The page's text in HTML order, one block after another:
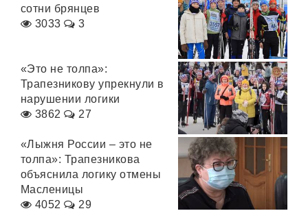
сотни брянцев
3033
3
«Это не толпа»:
Трапезникову упрекнули в
нарушении логики
3862
27
«Лыжня России – это не
толпа»: Трапезникова
объяснила логику отмены
Масленицы
4052
29